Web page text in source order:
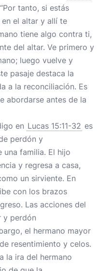
tanto, si estás
el altar y allí te
tiene algo contra ti,
del altar. Ve primero y
luego vuelve y
pasaje destaca la
a la reconciliación. Es
abordarse antes de la
en Lucas 15:11-32 es
perdón y
familia. El hijo
y regresa a casa,
un sirviente. En
con los brazos
Las acciones del
y perdón
el hermano mayor
resentimiento y celos.
la ira del hermano